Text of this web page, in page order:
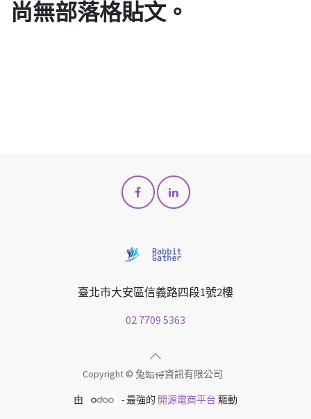
尚無部落格貼文。
臺北市大安區信義路四段1號2樓
02 7709 5363
Copyright © 兔給得資訊有限公司
由 - 最強的 開源電商平台 驅動